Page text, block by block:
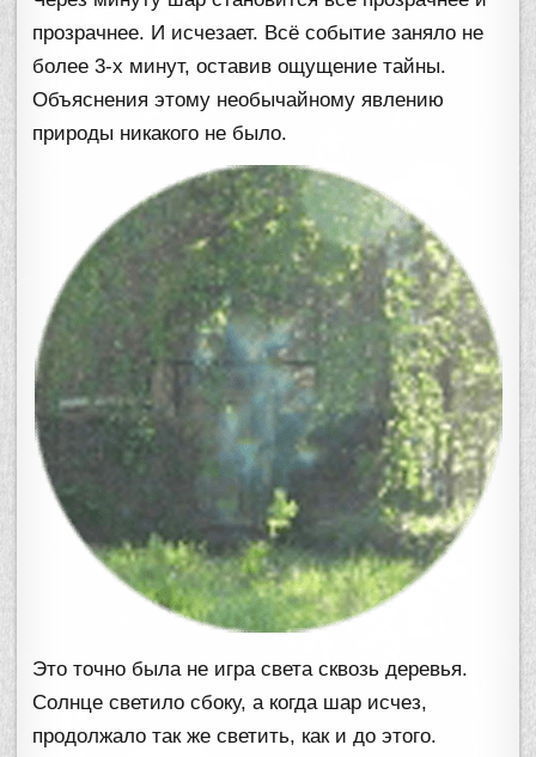
прозрачнее. И исчезает. Всё событие заняло не
более 3-х минут, оставив ощущение тайны.
Объяснения этому необычайному явлению
природы никакого не было.
Это точно была не игра света сквозь деревья.
Солнце светило сбоку, а когда шар исчез,
продолжало так же светить, как и до этого.